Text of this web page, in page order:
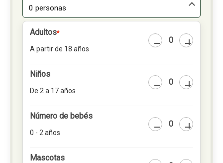
0 personas
Adultos*
A partir de 18 años
Niños
De 2 a 17 años
Número de bebés
0 - 2 años
Mascotas